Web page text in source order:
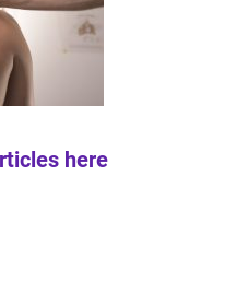
here